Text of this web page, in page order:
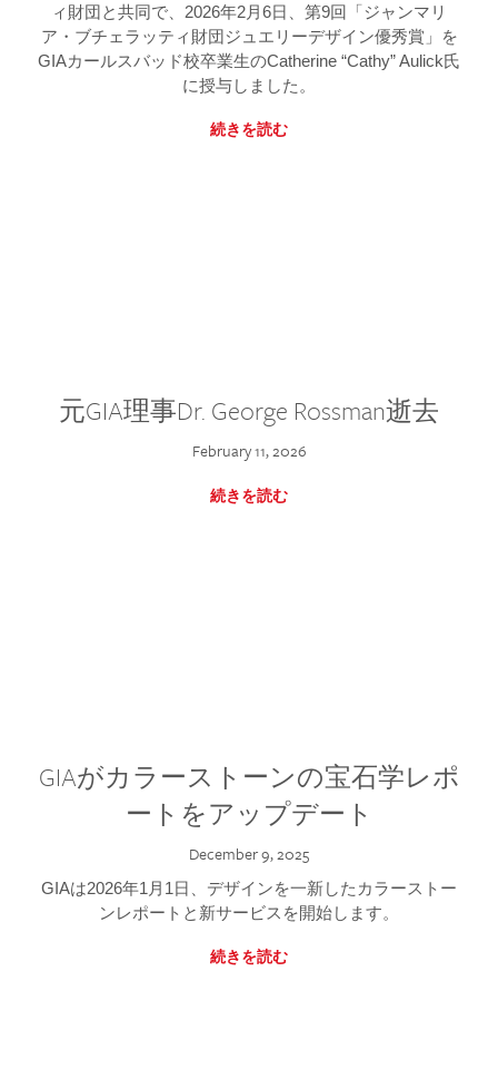
ィ財団と共同で、2026年2月6日、第9回「ジャンマリ
ア・ブチェラッティ財団ジュエリーデザイン優秀賞」を
GIAカールスバッド校卒業生のCatherine “Cathy” Aulick氏
に授与しました。
続きを読む
元GIA理事Dr. George Rossman逝去
February 11, 2026
続きを読む
GIAがカラーストーンの宝石学レポ
ートをアップデート
December 9, 2025
GIAは2026年1月1日、デザインを一新したカラーストー
ンレポートと新サービスを開始します。
続きを読む